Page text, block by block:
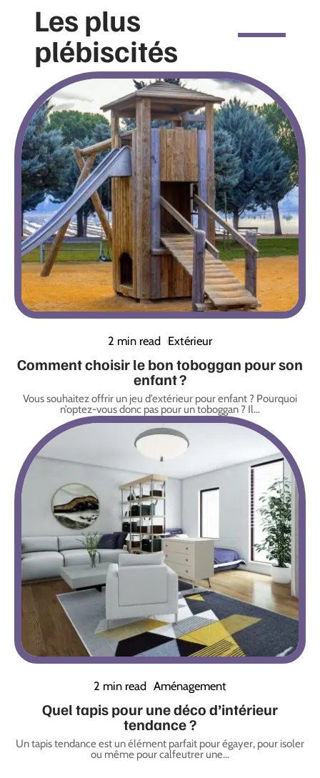
Les plus
plébiscités
2 min read Extérieur
Comment choisir le bon toboggan pour son
enfant ?
Vous souhaitez offrir un jeu d’extérieur pour enfant ? Pourquoi
n’optez-vous donc pas pour un toboggan ? Il…
2 min read Aménagement
Quel tapis pour une déco d’intérieur
tendance ?
Un tapis tendance est un élément parfait pour égayer, pour isoler
ou même pour calfeutrer une…